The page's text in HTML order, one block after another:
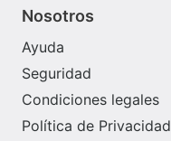
Nosotros
Ayuda
Seguridad
Condiciones legales
Política de Privacidad